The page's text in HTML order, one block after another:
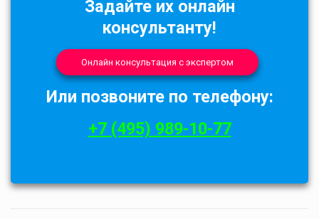
Задайте их онлайн
консультанту!
Онлайн консультация с экспертом
Или позвоните по телефону:
+7 (495) 989-10-77